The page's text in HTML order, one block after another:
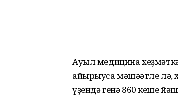
Ауыл медицина
айырыуса мәшәҡәтле
үҙендә генә 860 кеше